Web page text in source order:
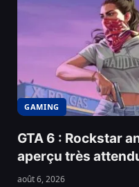
GAMING
GTA 6 : Rockstar
aperçu très
août 6, 2026